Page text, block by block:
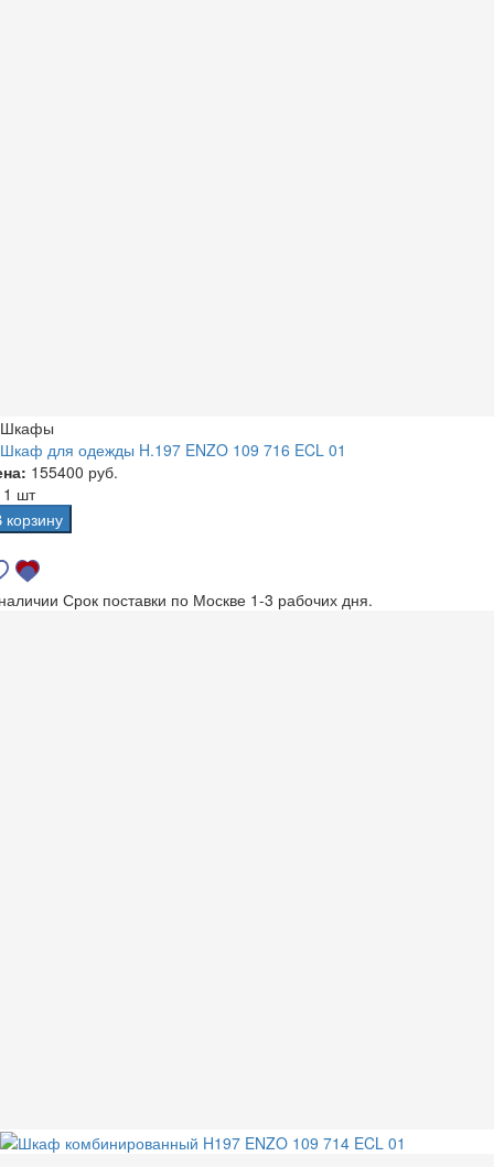
Шкафы
Шкаф для одежды H.197 ENZO 109 716 ECL 01
155400 руб.
1 шт
корзину
Срок поставки по Москве 1-3 рабочих дня.